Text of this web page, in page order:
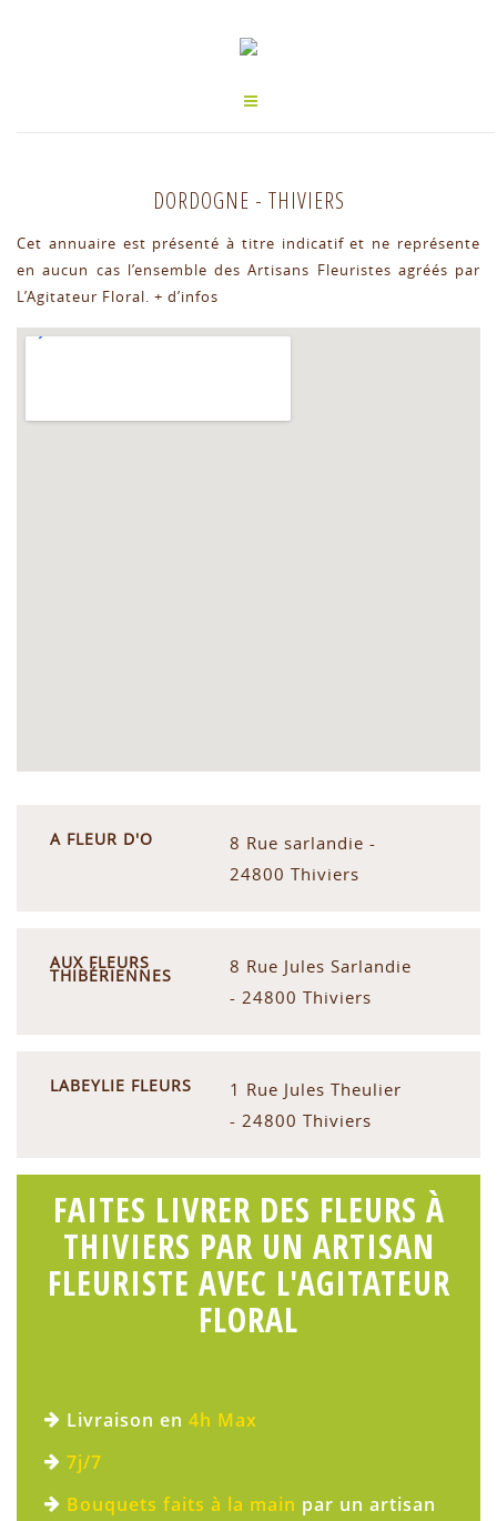
DORDOGNE - THIVIERS
Cet annuaire est présenté à titre indicatif et ne représente
en aucun cas l’ensemble des Artisans Fleuristes agréés par
L’Agitateur Floral. + d’infos
A FLEUR D'O
8 Rue sarlandie -
24800 Thiviers
AUX FLEURS
THIBÉRIENNES
8 Rue Jules Sarlandie
- 24800 Thiviers
LABEYLIE FLEURS
1 Rue Jules Theulier
- 24800 Thiviers
FAITES LIVRER DES FLEURS À
THIVIERS PAR UN ARTISAN
FLEURISTE AVEC L'AGITATEUR
FLORAL
Livraison en 4h Max
7j/7
Bouquets faits à la main par un artisan